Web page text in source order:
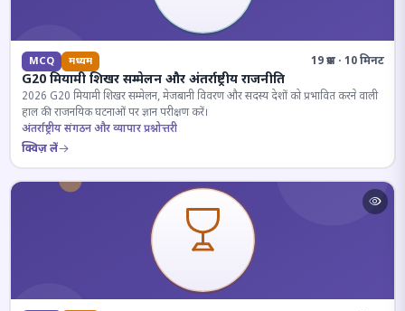
MCQ मध्यम 19 प्रश्न · 10 मिनट
G20 मियामी शिखर सम्मेलन और अंतर्राष्ट्रीय राजनीति
2026 G20 मियामी शिखर सम्मेलन, मेजबानी विवरण और सदस्य देशों को प्रभावित करने वाली
हाल की राजनयिक घटनाओं पर ज्ञान परीक्षण करें।
अंतर्राष्ट्रीय संगठन और व्यापार प्रश्नोत्तरी
क्विज़ लें